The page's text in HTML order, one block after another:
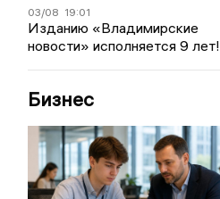
03/08 19:01
Изданию «Владимирские
новости» исполняется 9 лет!
Бизнес